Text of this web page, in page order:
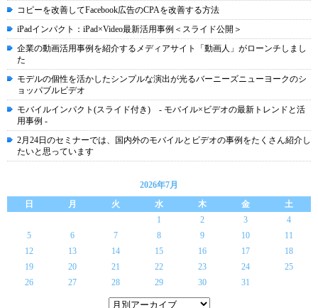
コピーを改善してFacebook広告のCPAを改善する方法
iPadインパクト：iPad×Video最新活用事例＜スライド公開＞
企業の動画活用事例を紹介するメディアサイト「動画人」がローンチしまし
た
モデルの個性を活かしたシンプルな演出が光るバーニーズニューヨークのシ
ョッパブルビデオ
モバイルインパクト(スライド付き) - モバイル×ビデオの最新トレンドと活
用事例 -
2月24日のセミナーでは、国内外のモバイルとビデオの事例をたくさん紹介し
たいと思っています
2026年7月
日
月 火 水 木 金
土
1
2 3
4
5
6 7 8 9 10
11
12
13 14 15 16 17
18
19
20 21 22 23 24
25
26
27 28 29 30 31